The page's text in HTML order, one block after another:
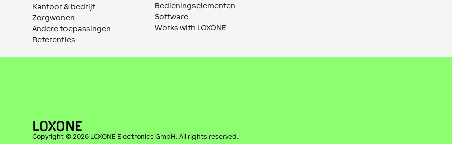
Kantoor & bedrijf
Zorgwonen
Andere toepassingen
Referenties
Bedieningselementen
Software
Works with LOXONE
Copyright © 2026 LOXONE Electronics GmbH. All rights reserved.